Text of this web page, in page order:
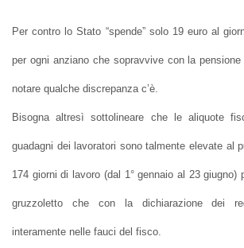
Per contro lo Stato “spende” solo 19 euro al
per ogni anziano che sopravvive con la
notare qualche discrepanza c’è.
Bisogna altresì sottolineare che le aliquote
guadagni dei lavoratori sono talmente elevate al
174 giorni di lavoro (dal 1° gennaio al 23 giugno)
gruzzoletto che con la dichiarazione dei
interamente nelle fauci del fisco.